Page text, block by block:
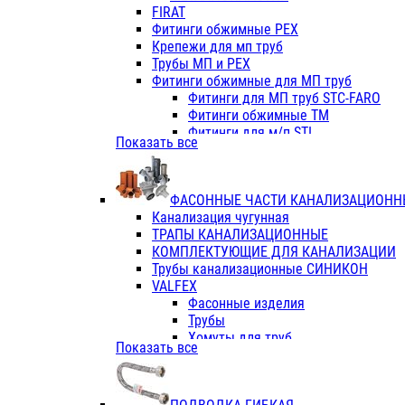
Фитинги ПП белые
Фитинги ПП белые
Фитинги ППс металл.белые
VALFEX
Трубы PE-RT
Трубы ПП водопровод белые
Трубы ПП водопровод серые
Трубы армированные
Трубы армированные
Фитинги с металл. серые
Фитинги ПП (серые)
Фитинги ПП белые
Краны
Фитинги ПП (белые)
Фитинги ПП с металлом белые
ПК КОНТУР
Краны полипропиленовые
Трубы полипропиленивые
FIRAT
Фитинги обжимные PEX
Крепежи для мп труб
Трубы МП и PEX
Фитинги обжимные для МП труб
Фитинги для МП труб STC-FARO
Фитинги обжимные ТМ
Фитинги для м/п STI
Фитинги для МП труб TITAN
TK
VALFEX
Показать все
ФАСОННЫЕ ЧАСТИ
Канализация чугунная
ТРАПЫ КАНАЛИЗАЦИОННЫЕ
КОМПЛЕКТУЮЩИЕ ДЛЯ КАНАЛИЗАЦИИ
Трубы канализационные СИНИКОН
VALFEX
Фасонные изделия
Трубы
Хомуты для труб
ПВХ (стройполимер)
Показать все